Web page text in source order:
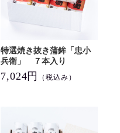
特選焼き抜き蒲鉾「忠小
兵衛」 ７本入り
7,024円 （税込み）